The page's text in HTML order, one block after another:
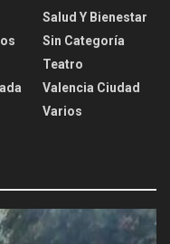
Salud Y Bienestar
Sin Categoría
Teatro
Valencia Ciudad
Varios